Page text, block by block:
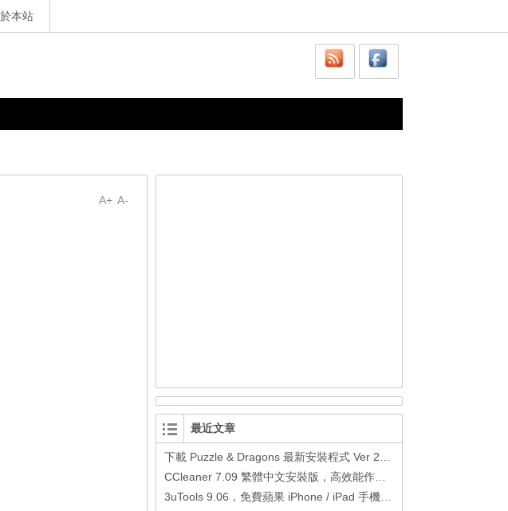
本站
A-
A+
最近文章